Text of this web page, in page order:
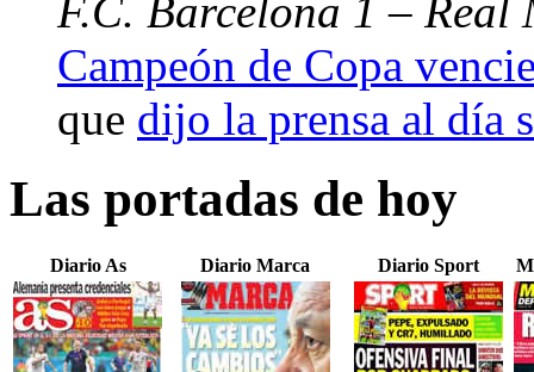
F.C. Barcelona 1 –
Campeón de Copa
que dijo la prensa al día
Las portadas de hoy
Diario As Diario Marca Diario Sport